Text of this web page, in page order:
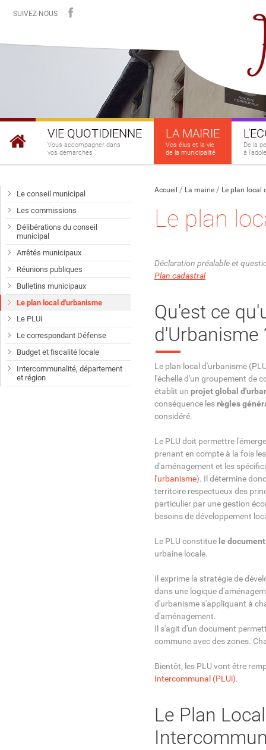
SUIVEZ-NOUS
VIE QUOTIDIENNE
Vous accompagner dans
vos démarches
LA MAIRIE
Vos élus et la vie
de la municipalité
De la
à
Accueil La mairie Le plan local
Le plan
Déclaration préalable et
Plan cadastral
Qu'est ce
d'Urbanisme
Le plan local d'urbanisme
l'échelle d'un groupement de
établit un projet global
conséquence lesrègles
considéré.
Le PLU doit permettre
prenant en compte à la fois
d'aménagement et les
l'urbanisme). Il détermine
territoire respectueux des
particulier par une gestion
besoins de développement
Le PLU constitue le
urbaine locale.
Il exprime la stratégie de
dans une logique
d'urbanisme s'appliquant à
d'aménagement.
Il s'agit d'un document
commune avec des zones.
Bientôt, les PLU vont être
Intercommunal (PLUi).
Le Plan
Le conseil municipal
Les commissions
Délibérations du conseil
municipal
Arrêtés municipaux
Réunions publiques
Bulletins municipaux
Le plan local d'urbanisme
Le PLUi
Le correspondant Défense
Budget et fiscalité locale
Intercommunalité, département
et région